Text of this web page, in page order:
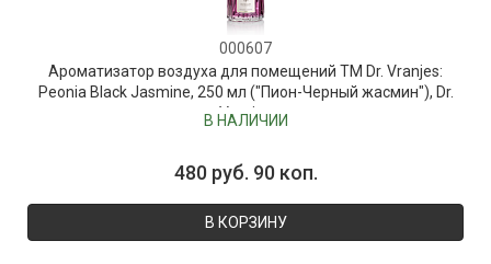
000607
Ароматизатор воздуха для помещений ТМ Dr. Vranjes:
Peonia Black Jasmine, 250 мл ("Пион-Черный жасмин"), Dr.
Vranjes
В НАЛИЧИИ
480 руб. 90 коп.
В КОРЗИНУ